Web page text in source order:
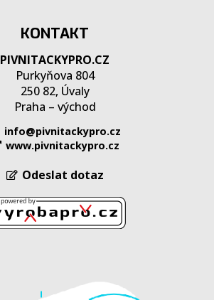
KONTAKT
PIVNITACKYPRO.CZ
Purkyňova 804
250 82, Úvaly
Praha – východ
info@pivnitackypro.cz
www.pivnitackypro.cz
Odeslat dotaz